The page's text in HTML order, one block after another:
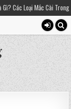
Cài Trong Niềng Răng –